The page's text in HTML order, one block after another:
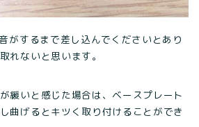
がするまで差し込んでくださいとあり
れないと思います。
緩いと感じた場合は、ベースプレート
曲げるとキツく取り付けることができ